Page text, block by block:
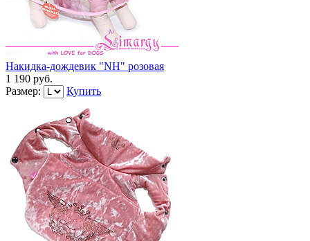
Накидка-дождевик "NH" розовая
1 190 руб.
Размер:
Купить